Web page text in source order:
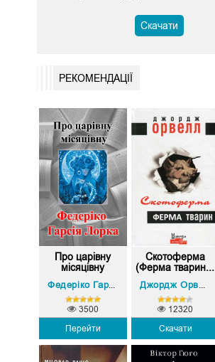
Скачати
РЕКОМЕНДАЦІЇ
Про царівну
місяцівну
Федеріко Гарсія Лорка
Перейти
3500
Скотоферма
(Ферма тварин...
Джордж Орвелл
Скачати
12320